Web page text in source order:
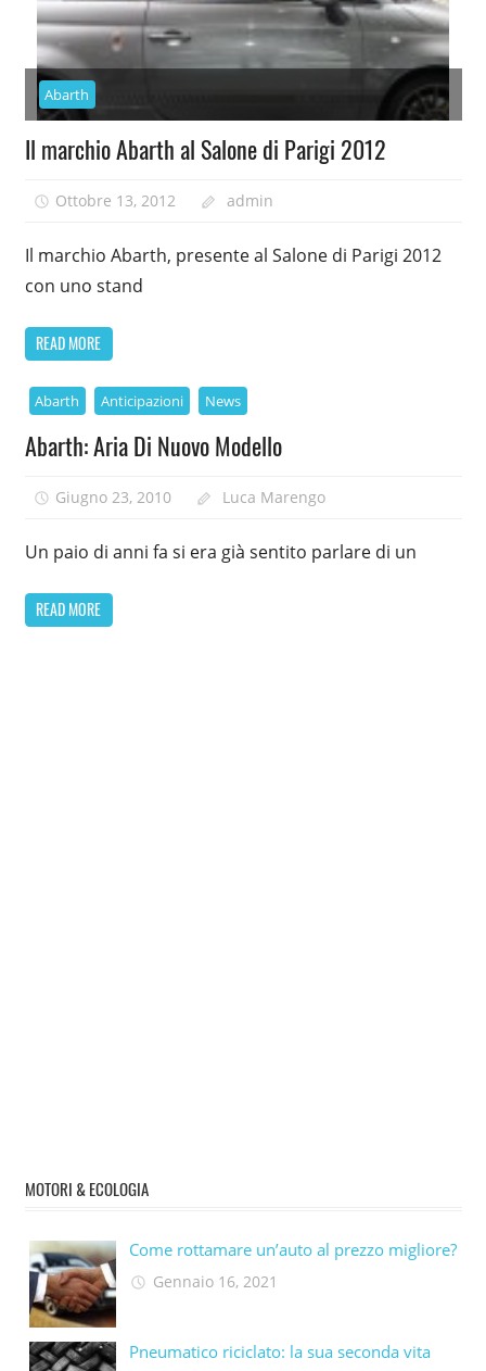
Abarth
Il marchio Abarth al Salone di Parigi 2012
Ottobre 13, 2012 admin
Il marchio Abarth, presente al Salone di Parigi 2012
con uno stand
READ MORE
Abarth Anticipazioni News
Abarth: Aria Di Nuovo Modello
Giugno 23, 2010 Luca Marengo
Un paio di anni fa si era già sentito parlare di un
READ MORE
MOTORI & ECOLOGIA
Come rottamare un’auto al prezzo migliore?
Gennaio 16, 2021
Pneumatico riciclato: la sua seconda vita​